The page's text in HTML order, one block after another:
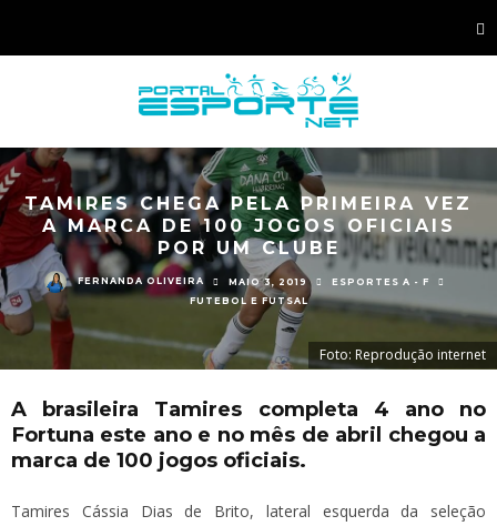
TAMIRES CHEGA PELA PRIMEIRA VEZ
A MARCA DE 100 JOGOS OFICIAIS
POR UM CLUBE
FERNANDA OLIVEIRA MAIO 3, 2019
ESPORTES A - F
FUTEBOL E FUTSAL
Foto: Reprodução internet
A brasileira Tamires completa 4 ano no
Fortuna este ano e no mês de abril chegou a
marca de 100 jogos oficiais.
Tamires Cássia Dias de Brito, lateral esquerda da seleção